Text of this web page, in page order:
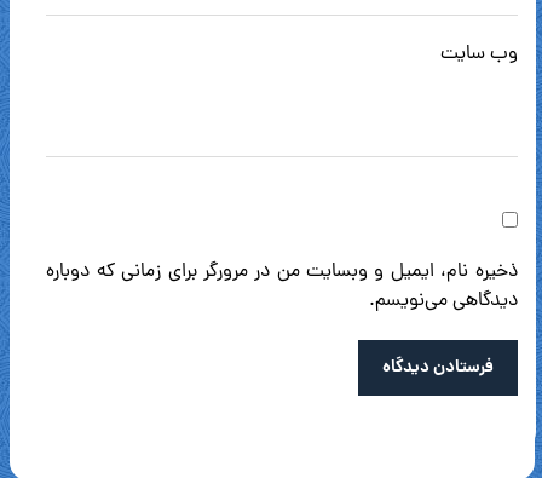
وب‌ سایت
ذخیره نام، ایمیل و وبسایت من در مرورگر برای زمانی که دوباره
دیدگاهی می‌نویسم.
فرستادن دیدگاه